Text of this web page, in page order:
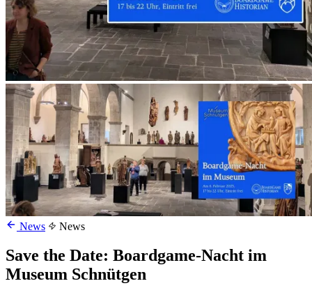
News News
Save the Date: Boardgame-Nacht im
Museum Schnütgen